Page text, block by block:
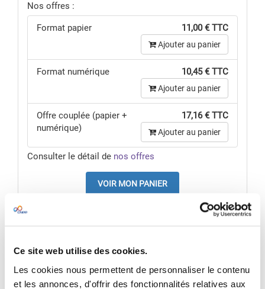
Ce site web utilise des cookies.
Les cookies nous permettent de personnaliser le contenu
et les annonces, d'offrir des fonctionnalités relatives aux
Nos offres :
Format papier 11,00 € TTC
Ajouter au panier
Format numérique 10,45 € TTC
Ajouter au panier
Offre couplée (papier +
numérique)
17,16 € TTC
Ajouter au panier
Consulter le détail de nos offres
VOIR MON PANIER
Voir l'édition précédente :
Que faire face à l'incendie ? La seconde